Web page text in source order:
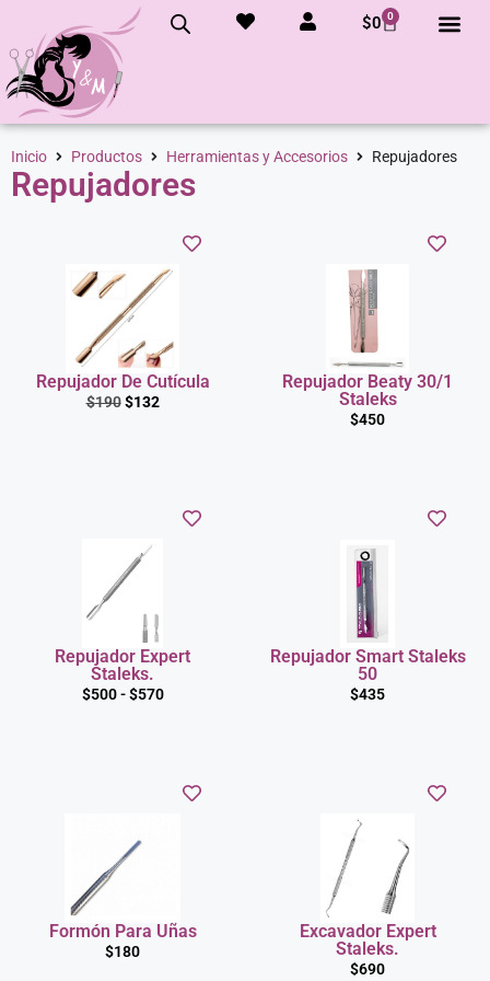
$0 0
Inicio Productos Herramientas y Accesorios Repujadores
Repujadores
Repujador De Cutícula
$190 $132
Repujador Beaty 30/1
Staleks
$450
Repujador Expert
Staleks.
$500 - $570
Repujador Smart Staleks
50
$435
Formón Para Uñas
$180
Excavador Expert
Staleks.
$690